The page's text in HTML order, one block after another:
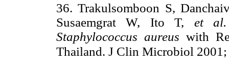
36. Trakulsomboon S,
Susaemgrat W, Ito T, et al.
Staphylococcus aureus with
Thailand. J Clin Microbiol